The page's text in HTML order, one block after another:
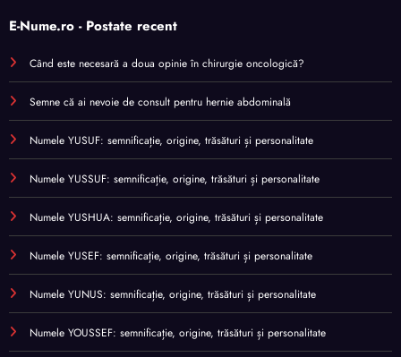
E-Nume.ro - Postate recent
Când este necesară a doua opinie în chirurgie oncologică?
Semne că ai nevoie de consult pentru hernie abdominală
Numele YUSUF: semnificație, origine, trăsături și personalitate
Numele YUSSUF: semnificație, origine, trăsături și personalitate
Numele YUSHUA: semnificație, origine, trăsături și personalitate
Numele YUSEF: semnificație, origine, trăsături și personalitate
Numele YUNUS: semnificație, origine, trăsături și personalitate
Numele YOUSSEF: semnificație, origine, trăsături și personalitate